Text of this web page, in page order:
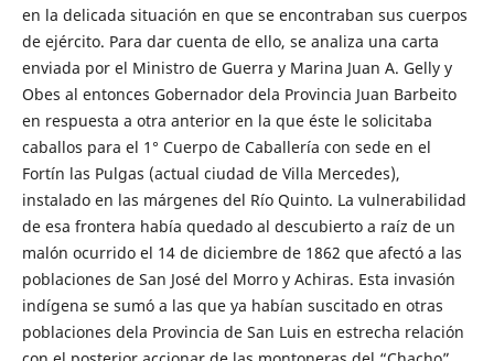
en la delicada situación en que se encontraban sus cuerpos
de ejército. Para dar cuenta de ello, se analiza una carta
enviada por el Ministro de Guerra y Marina Juan A. Gelly y
Obes al entonces Gobernador dela Provincia Juan Barbeito
en respuesta a otra anterior en la que éste le solicitaba
caballos para el 1° Cuerpo de Caballería con sede en el
Fortín las Pulgas (actual ciudad de Villa Mercedes),
instalado en las márgenes del Río Quinto. La vulnerabilidad
de esa frontera había quedado al descubierto a raíz de un
malón ocurrido el 14 de diciembre de 1862 que afectó a las
poblaciones de San José del Morro y Achiras. Esta invasión
indígena se sumó a las que ya habían suscitado en otras
poblaciones dela Provincia de San Luis en estrecha relación